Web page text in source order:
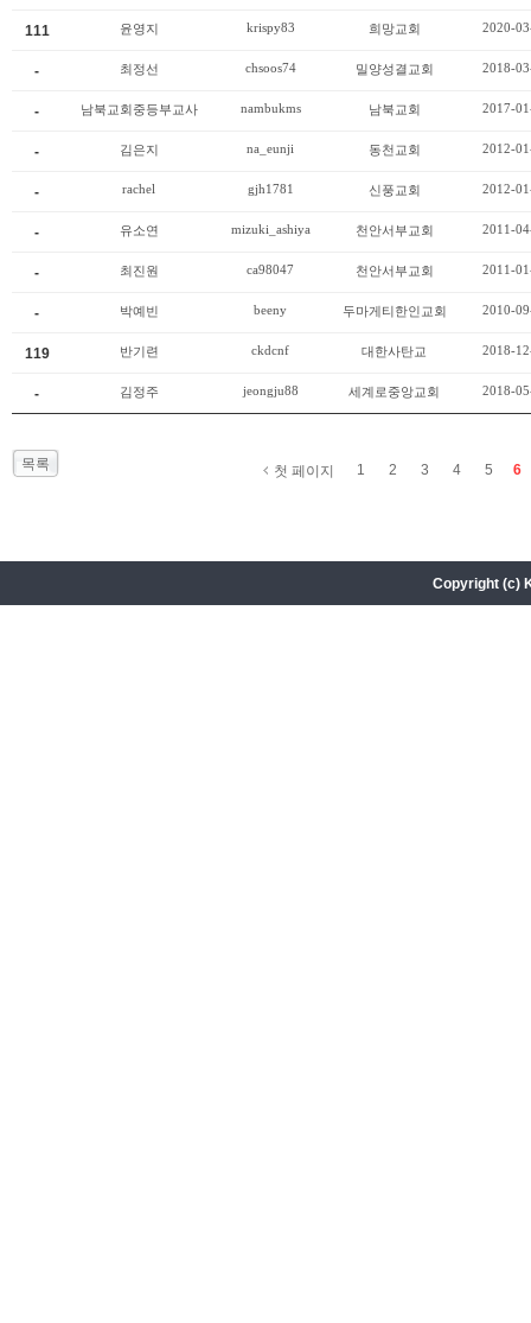
111 윤영지 krispy83 희망교회 2020-
- 최정선 chsoos74 밀양성결교회 2018-
- 남북교회중등부교사 nambukms 남북교회 2017-
- 김은지 na_eunji 동천교회 2012-
- rachel gjh1781 신풍교회 2012-
- 유소연 mizuki_ashiya 천안서부교회 2011-
- 최진원 ca98047 천안서부교회 2011-
- 박예빈 beeny 두마게티한인교회 2010-
119 반기련 ckdcnf 대한사탄교 2018-
- 김정주 jeongju88 세계로중앙교회 2018-
목록 첫 페이지 1 2 3 4 5 6
Copyright (c)